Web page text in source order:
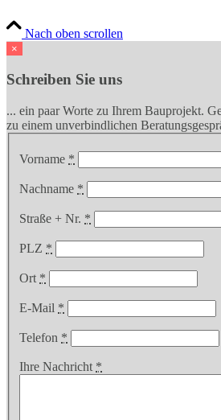
Nach oben scrollen
×
Schreiben Sie uns
... ein paar Worte zu Ihrem Bauprojekt.
zu einem unverbindlichen
Vorname *
Nachname *
Straße + Nr. *
PLZ *
Ort *
E-Mail *
Telefon *
Ihre Nachricht *